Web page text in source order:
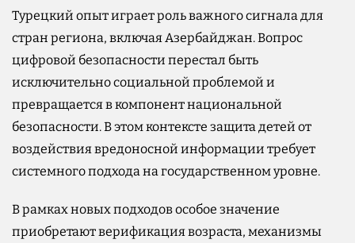
Турецкий опыт играет роль важного сигнала для
стран региона, включая Азербайджан. Вопрос
цифровой безопасности перестал быть
исключительно социальной проблемой и
превращается в компонент национальной
безопасности. В этом контексте защита детей от
воздействия вредоносной информации требует
системного подхода на государственном уровне.
В рамках новых подходов особое значение
приобретают верификация возраста, механизмы